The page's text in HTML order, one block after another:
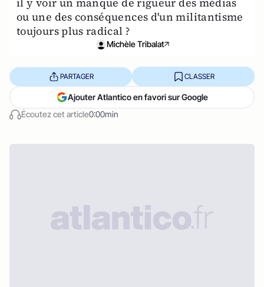
ou une des conséquences d'un militantisme
toujours plus radical ?
Michèle Tribalat
Écoutez cet article0:00min
PARTAGER CLASSER
Ajouter Atlantico en favori sur Google